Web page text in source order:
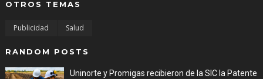
OTROS TEMAS
Publicidad Salud
RANDOM POSTS
Uninorte y Promigas recibieron de la SIC la Patente